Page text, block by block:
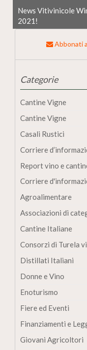
News Vitivinicole
2021!
Abbonati
Categorie
Cantine Vigne
Cantine Vigne
Casali Rustici
Corriere
Report vino e
Corriere
Agroalimentare
Associazioni di
Cantine Italiane
Consorzi di Turela
Distillati Italiani
Donne e Vino
Enoturismo
Fiere ed Eventi
Finanziamenti e
Giovani Agricoltori